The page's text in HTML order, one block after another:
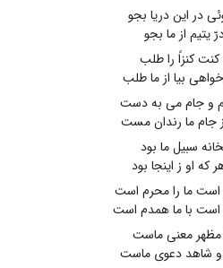
در این دریا بجو
یتیم از ما بجو
کنزاً را طلب
بیا از ما طلب
و جام می به دست
جام ما رندان مست
سبیل ما بود
که او ز اینجا بود
ما را محرم است
با ما همدم است
معنی ماست
شاهد دعوی ماست